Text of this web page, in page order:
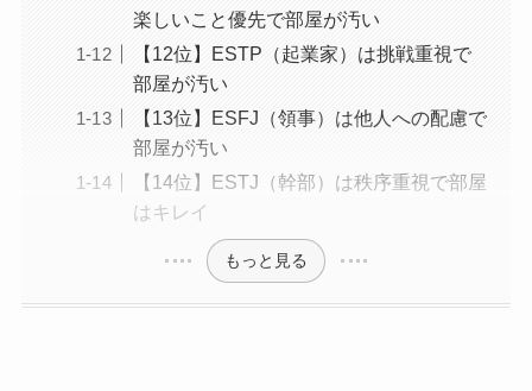
楽しいこと優先で部屋が汚い
【12位】ESTP（起業家）は挑戦重視で
部屋が汚い
【13位】ESFJ（領事）は他人への配慮で
部屋が汚い
【14位】ESTJ（幹部）は秩序重視で部屋
はキレイ
もっと見る